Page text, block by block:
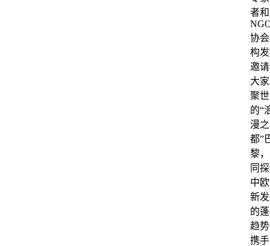
者和
协
构
邀
大
聚
的“
漫之
都”
黎
同
中
新
的
趋
携